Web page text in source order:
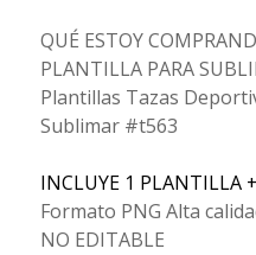
QUÉ ESTOY
PLANTILLA PARA
Plantillas Tazas
Sublimar #t563
INCLUYE 1 PLANTILLA
Formato PNG Alta
NO EDITABLE